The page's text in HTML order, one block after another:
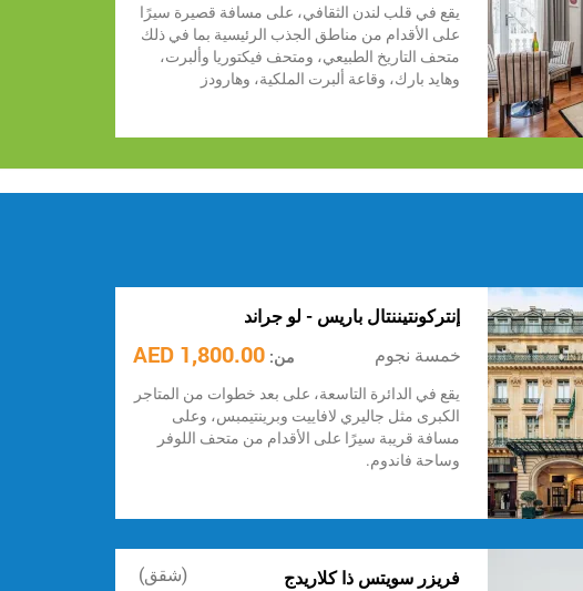
يقع في قلب لندن الثقافي، على مسافة قصيرة سيرًا
على الأقدام من مناطق الجذب الرئيسية بما في ذلك
متحف التاريخ الطبيعي، ومتحف فيكتوريا وألبرت،
وهايد بارك، وقاعة ألبرت الملكية، وهارودز
إنتركونتيننتال باريس - لو جراند
خمسة نجوم
من: 1,800.00 AED
يقع في الدائرة التاسعة، على بعد خطوات من المتاجر
الكبرى مثل جاليري لافاييت وبرينتيمبس، وعلى
مسافة قريبة سيرًا على الأقدام من متحف اللوفر
وساحة فاندوم.
فريزر سويتس ذا كلاريدج
(شقق)